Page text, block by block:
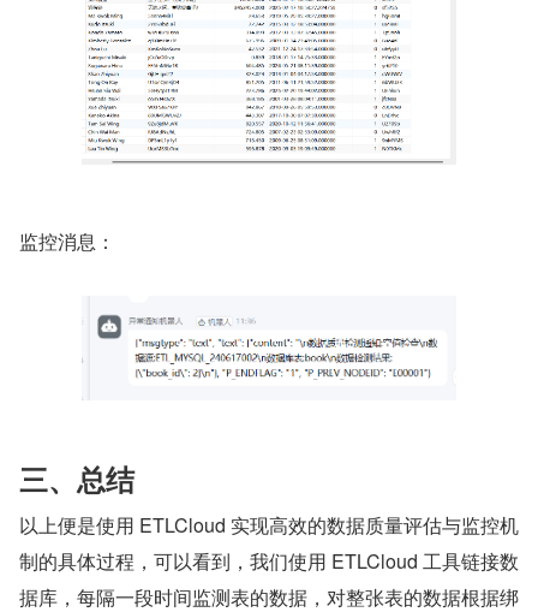
监控消息：
三、总结
以上便是使用 ETLCloud 实现高效的数据质量评估与监控机
制的具体过程，可以看到，我们使用 ETLCloud 工具链接数
据库，每隔一段时间监测表的数据，对整张表的数据根据绑